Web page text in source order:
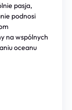
pasja,
podnosi
na wspólnych
oceanu